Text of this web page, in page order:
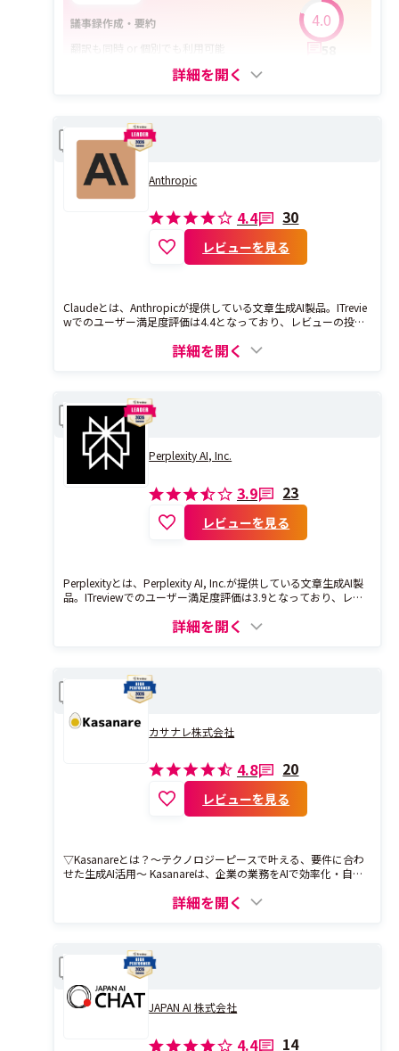
を共有できますので、コミュニケーションが促進し、チーム力
がアップします。 各組織・チーム毎にカスタマイズされ分散化
された情報、複雑なプロセスや生産性、業務効率を改善しま
す。 さらに導入したものの定着化が進まないクラウドサービス
を統合し、コスト削減にも繋がります。 【導入先】国内大手製
造業、インフラ、デザイン、通信、IT企業各社
議事録作成・要約
翻訳も同時 or 個別でも利用可能
4.0
58
テキスト翻訳/レポート自動作成
詳細を開く
比較 Claude
Anthropic
4.4 30
レビューを見る
Claudeとは、Anthropicが提供している文章生成AI製品。ITrevie
wでのユーザー満足度評価は4.4となっており、レビューの投稿
詳細を開く
比較 Perplexity
Perplexity AI, Inc.
3.9 23
レビューを見る
Perplexityとは、Perplexity AI, Inc.が提供している文章生成AI製
品。ITreviewでのユーザー満足度評価は3.9となっており、レビ
詳細を開く
Kasanare
カサナレ株式会社
4.8 20
レビューを見る
▽Kasanareとは？〜テクノロジーピースで叶える、要件に合わ
せた生成AI活用〜 Kasanareは、企業の業務をAIで効率化・自動
を学習し、「問い合わせ対応の自動化」「定型文書の作成」
ティ強化、多言語対応、データ最適化など、必要な要素を自在
に組み合わせ、要件に合わせたカスタマイズが可能。RAGやAI
エージェントも標準搭載し、企業の成長を支えるAI基盤を提供
します。 --- ▽テクノロジーピースとは？ 「テクノロジーピー
ス」は、独自開発の生成AI関連システムを細かいピースに分割
高性能な生成AIシステムをオーダーメイドで開発するためのシ
詳細を開く
JAPAN AI CHAT
JAPAN AI 株式会社
4.4 14